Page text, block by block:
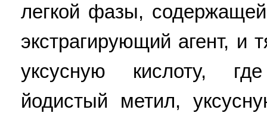
легкой фазы,
экстрагирующий агент,
уксусную кислоту,
йодистый метил,